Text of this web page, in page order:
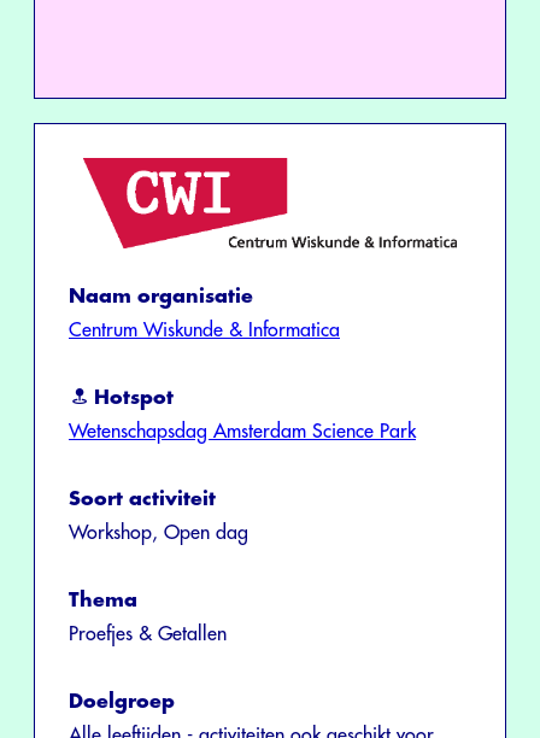
Naam organisatie
Centrum Wiskunde & Informatica
Hotspot
Wetenschapsdag Amsterdam Science Park
Soort activiteit
Workshop, Open dag
Thema
Proefjes & Getallen
Doelgroep